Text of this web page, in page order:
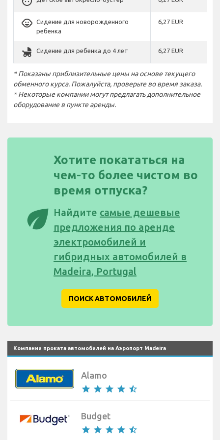
child_care Сидение для новорожденного
ребенка
6,27 EUR
child_friendly Сидение для ребенка до 4 лет 6,27 EUR
* Показаны приблизительные цены на основе текущего
обменного курса. Пожалуйста, проверьте во время заказа.
* Некоторые компании могут предлагать дополнительное
оборудование в пункте аренды.
eco
Хотите покататься на
чем-то более чистом во
время отпуска?
Найдите самые дешевые
предложения по аренде
электромобилей и
гибридных автомобилей в
Madeira, Portugal
ПОИСК АВТОМОБИЛЕЙ
Компании проката автомобилей на Аэропорт Madeira
Alamo
star star star star star_half
Budget
star star star star star_half